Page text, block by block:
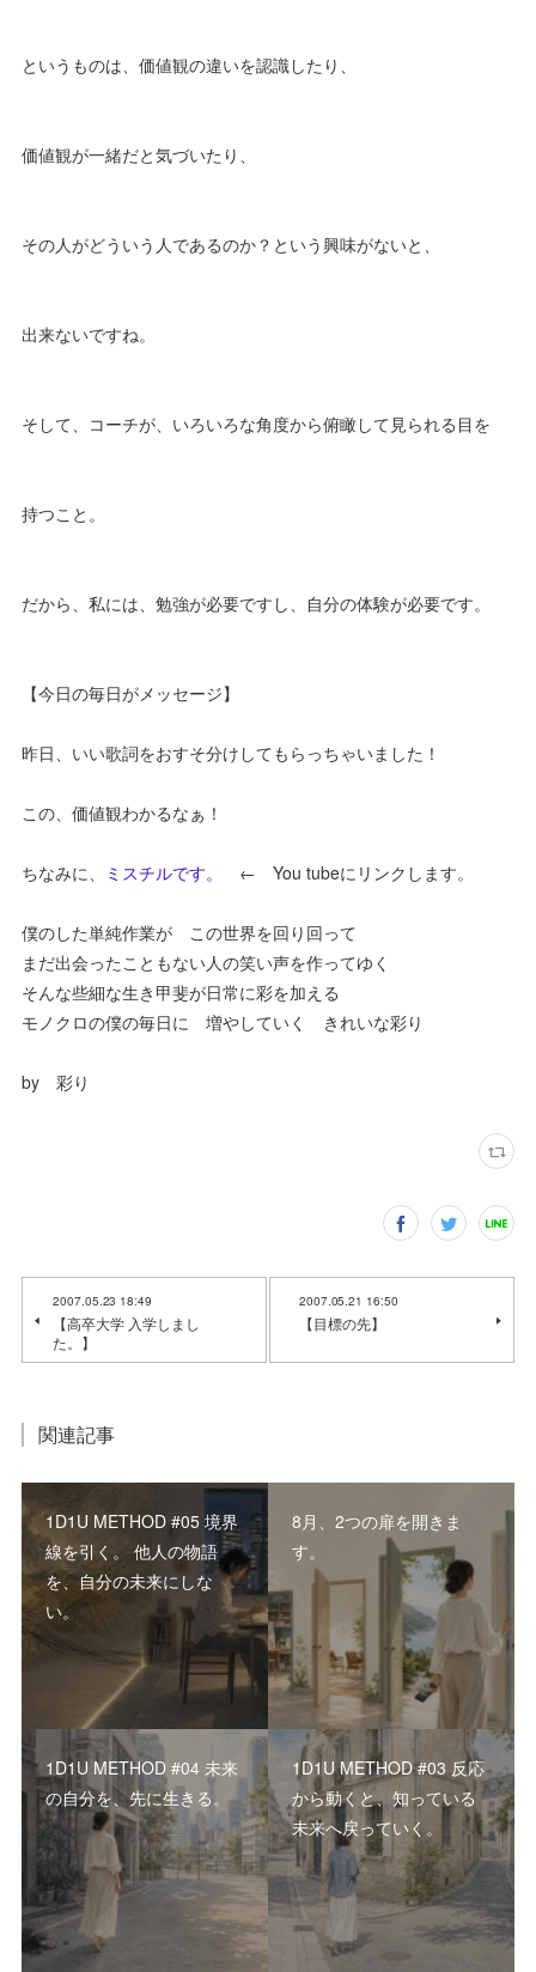
というものは、価値観の違いを認識したり、
価値観が一緒だと気づいたり、
その人がどういう人であるのか？という興味がないと、
出来ないですね。
そして、コーチが、いろいろな角度から俯瞰して見られる目を
持つこと。
だから、私には、勉強が必要ですし、自分の体験が必要です。
【今日の毎日がメッセージ】
昨日、いい歌詞をおすそ分けしてもらっちゃいました！
この、価値観わかるなぁ！
ちなみに、 ミスチルです。 ← You tubeにリンクします。
僕のした単純作業が この世界を回り回って
まだ出会ったこともない人の笑い声を作ってゆく
そんな些細な生き甲斐が日常に彩を加える
モノクロの僕の毎日に 増やしていく きれいな彩り
by 彩り
2007.05.23 18:49
【高卒大学 入学しまし
た。】
2007.05.21 16:50
【目標の先】
関連記事
1D1U METHOD #05 境界
線を引く。 他人の物語
を、自分の未来にしな
い。
8月、2つの扉を開きま
す。
1D1U METHOD #04 未来
の自分を、先に生きる。
1D1U METHOD #03 反応
から動くと、知っている
未来へ戻っていく。